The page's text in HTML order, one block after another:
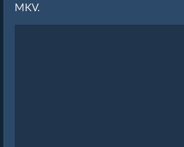
MKV.